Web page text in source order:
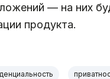
— на них
продукта.